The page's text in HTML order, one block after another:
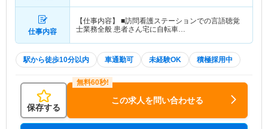
仕事内容
【仕事内容】 ■訪問看護ステーションでの言語聴覚
士業務全般 患者さん宅に自転車…
駅から徒歩10分以内 車通勤可 未経験OK 積極採用中
保存する
この求人を問い合わせる